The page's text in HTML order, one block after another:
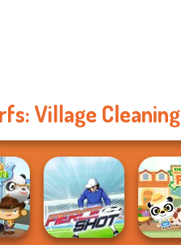
Village Cleaning